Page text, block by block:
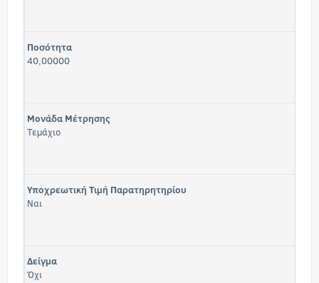
Ποσότητα
40,00000
Μονάδα Μέτρησης
Τεμάχιο
Υποχρεωτική Τιμή Παρατηρητηρίου
Ναι
Δείγμα
Όχι